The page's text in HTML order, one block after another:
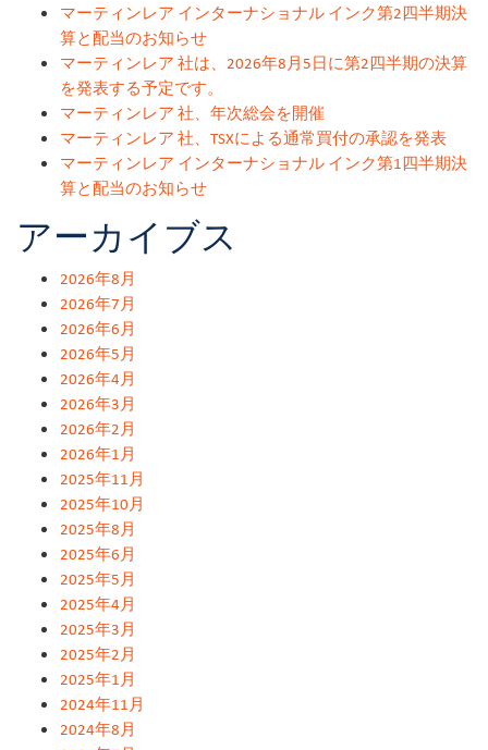
マーティンレア インターナショナル インク第2四半期決
算と配当のお知らせ
マーティンレア 社は、2026年8月5日に第2四半期の決算
を発表する予定です。
マーティンレア 社、年次総会を開催
マーティンレア 社、TSXによる通常買付の承認を発表
マーティンレア インターナショナル インク第1四半期決
算と配当のお知らせ
アーカイブス
2026年8月
2026年7月
2026年6月
2026年5月
2026年4月
2026年3月
2026年2月
2026年1月
2025年11月
2025年10月
2025年8月
2025年6月
2025年5月
2025年4月
2025年3月
2025年2月
2025年1月
2024年11月
2024年8月